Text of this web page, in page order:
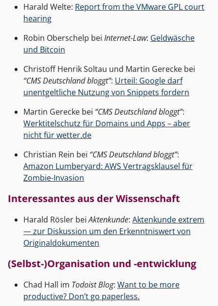
Harald Welte: Report from the VMware GPL court
hearing
Robin Oberschelp bei Internet-Law: Geldwäsche
und Bitcoin
Christoff Henrik Soltau und Martin Gerecke bei
“CMS Deutschland bloggt”: Urteil: Google darf
unentgeltliche Nutzung von Snippets fordern
Martin Gerecke bei “CMS Deutschland bloggt”:
Werktitelschutz für Domains und Apps – aber
nicht für wetter.de
Christian Rein bei “CMS Deutschland bloggt”:
Amazon Lumberyard: AWS Vertragsklausel für
Zombie-Invasion
Interessantes aus der Wissenschaft
Harald Rösler beiAktenkunde: Aktenkunde extrem
— zur Diskussion um den Erkenntniswert von
Originaldokumenten
(Selbst-)Organisation und -entwicklung
Chad Hall im Todoist Blog: Want to be more
productive? Don’t go paperless.